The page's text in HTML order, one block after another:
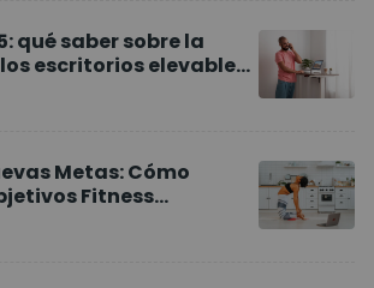
qué saber sobre la
escritorios elevables
Metas: Cómo
Fitness